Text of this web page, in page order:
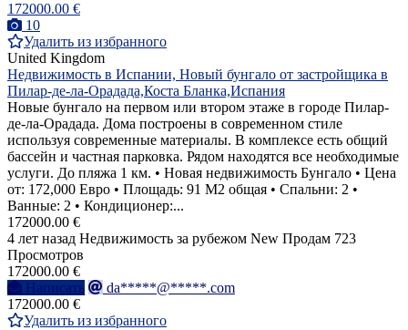
172000.00 €
10
Удалить из избранного
United Kingdom
Недвижимость в Испании, Новый бунгало от застройщика в
Пилар-де-ла-Орадада,Коста Бланка,Испания
Новые бунгало на первом или втором этаже в городе Пилар-
де-ла-Орадада. Дома построены в современном стиле
используя современные материалы. В комплексе есть общий
бассейн и частная парковка. Рядом находятся все необходимые
услуги. До пляжа 1 км. • Новая недвижимость Бунгало • Цена
от: 172,000 Евро • Площадь: 91 M2 общая • Спальни: 2 •
Ванные: 2 • Кондиционер:...
172000.00 €
4 лет назад Недвижимость за рубежом New Продам 723
Просмотров
172000.00 €
Написать
da*****@*****.com
172000.00 €
Удалить из избранного